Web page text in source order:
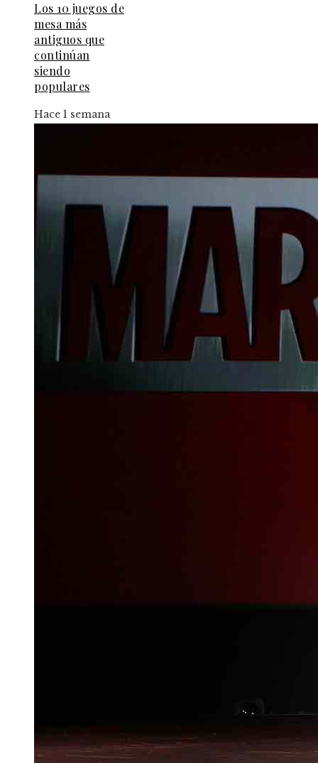
Los 10 juegos de
mesa más
antiguos que
continúan
siendo
populares
Hace 1 semana